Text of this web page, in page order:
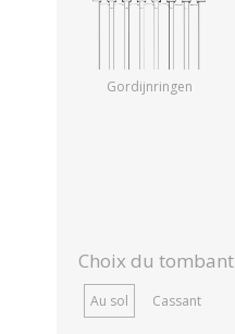
Gordijnringen
Choix du tombant
Au sol Cassant